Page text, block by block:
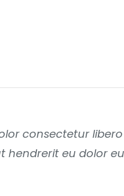
consectetur
hendrerit eu dolor